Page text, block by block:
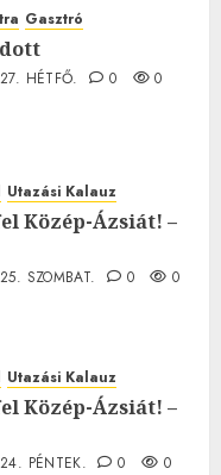
Gasztró
HÉTFŐ. 0 0
Utazási Kalauz
Közép-Ázsiát! –
SZOMBAT. 0 0
Utazási Kalauz
Közép-Ázsiát! –
PÉNTEK. 0 0